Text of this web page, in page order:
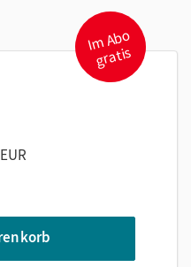
Sie im Titel „Fizz Buzz:
Kopiervorlagen“, ISBN:
I
m
A
b
o
gr
atis